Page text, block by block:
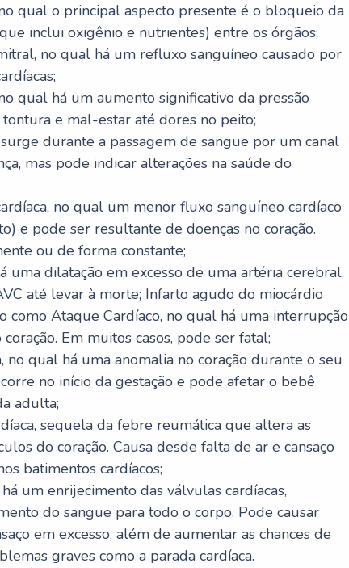
qual o principal aspecto presente é o bloqueio da
inclui oxigênio e nutrientes) entre os órgãos;
no qual há um refluxo sanguíneo causado por
qual há um aumento significativo da pressão
e mal-estar até dores no peito;
durante a passagem de sangue por um canal
mas pode indicar alterações na saúde do
no qual um menor fluxo sanguíneo cardíaco
e pode ser resultante de doenças no coração.
ou de forma constante;
uma dilatação em excesso de uma artéria cerebral,
até levar à morte; Infarto agudo do miocárdio
como Ataque Cardíaco, no qual há uma interrupção
Em muitos casos, pode ser fatal;
no qual há uma anomalia no coração durante o seu
no início da gestação e pode afetar o bebê
adulta;
sequela da febre reumática que altera as
do coração. Causa desde falta de ar e cansaço
batimentos cardíacos;
um enrijecimento das válvulas cardíacas,
do sangue para todo o corpo. Pode causar
em excesso, além de aumentar as chances de
graves como a parada cardíaca.